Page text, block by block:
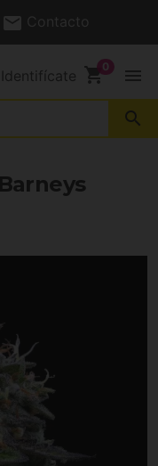
Contacto
Identifícate shopping_cart menu
search